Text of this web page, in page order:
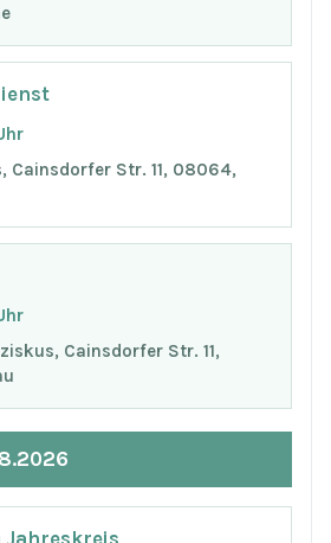
Cainsdorfer Str. 11, 08064,
Cainsdorfer Str. 11,